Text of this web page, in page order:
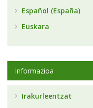
Español (España)
Euskara
Informazioa
Irakurleentzat